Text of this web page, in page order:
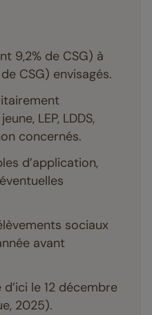
9,2% de CSG) à
CSG) envisagés.
LEP, LDDS,
concernés.
d’application,
sociaux
avant
le 12 décembre
2025).